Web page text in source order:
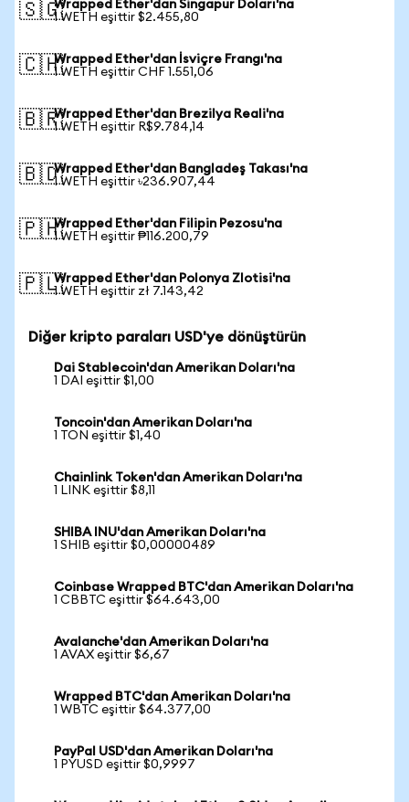
🇸🇬Wrapped Ether'dan Singapur Doları'na
1 WETH eşittir $2.455,80
🇨🇭Wrapped Ether'dan İsviçre Frangı'na
1 WETH eşittir CHF 1.551,06
🇧🇷Wrapped Ether'dan Brezilya Reali'na
1 WETH eşittir R$9.784,14
🇧🇩Wrapped Ether'dan Bangladeş Takası'na
1 WETH eşittir ৳236.907,44
🇵🇭Wrapped Ether'dan Filipin Pezosu'na
1 WETH eşittir ₱116.200,79
🇵🇱Wrapped Ether'dan Polonya Zlotisi'na
1 WETH eşittir zł 7.143,42
Diğer kripto paraları USD'ye dönüştürün
Dai Stablecoin'dan Amerikan Doları'na
1 DAI eşittir $1,00
Toncoin'dan Amerikan Doları'na
1 TON eşittir $1,40
Chainlink Token'dan Amerikan Doları'na
1 LINK eşittir $8,11
SHIBA INU'dan Amerikan Doları'na
1 SHIB eşittir $0,00000489
Coinbase Wrapped BTC'dan Amerikan Doları'na
1 CBBTC eşittir $64.643,00
Avalanche'dan Amerikan Doları'na
1 AVAX eşittir $6,67
Wrapped BTC'dan Amerikan Doları'na
1 WBTC eşittir $64.377,00
PayPal USD'dan Amerikan Doları'na
1 PYUSD eşittir $0,9997